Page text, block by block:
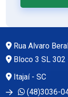
Rua Alvaro
Bloco 3 SL 302
Itajaí - SC
(48)3036-